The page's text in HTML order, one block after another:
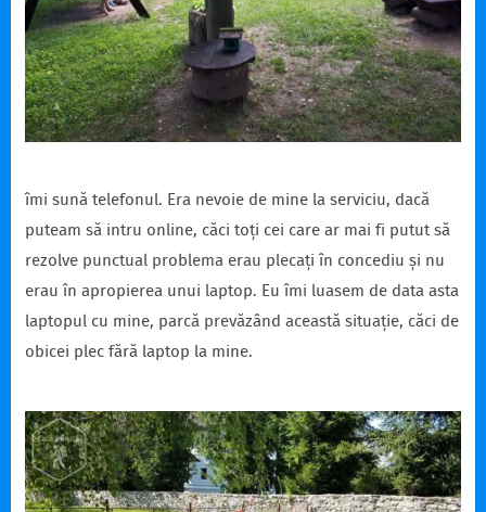
îmi sună telefonul. Era nevoie de mine la serviciu, dacă
puteam să intru online, căci toți cei care ar mai fi putut să
rezolve punctual problema erau plecați în concediu și nu
erau în apropierea unui laptop. Eu îmi luasem de data asta
laptopul cu mine, parcă prevăzând această situație, căci de
obicei plec fără laptop la mine.